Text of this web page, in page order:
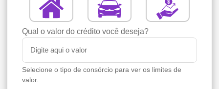
Qual o valor do crédito você deseja?
Selecione o tipo de consórcio para ver os limites de
valor.